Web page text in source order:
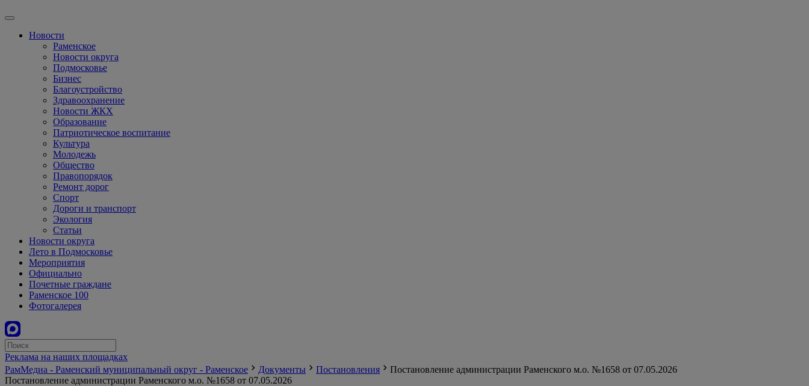
Новости
Раменское
Новости округа
Подмосковье
Бизнес
Благоустройство
Здравоохранение
Новости ЖКХ
Образование
Патриотическое воспитание
Культура
Молодежь
Общество
Правопорядок
Ремонт дорог
Спорт
Дороги и транспорт
Экология
Статьи
Новости округа
Лето в Подмосковье
Мероприятия
Официально
Почетные граждане
Раменское 100
Фотогалерея
Реклама на наших площадках
РамМедиа - Раменский муниципальный округ - Раменское
Документы Постановления
Постановление администрации Раменского м.о. №1658 от 07.05.2026
Постановление администрации Раменского м.о. №1658 от 07.05.2026